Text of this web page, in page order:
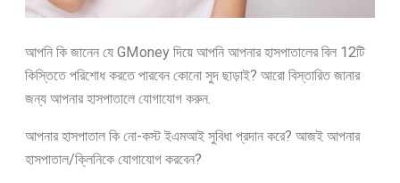
আপনি কি জানেন যে GMoney দিয়ে আপনি আপনার হাসপাতালের বিল 12টি
কিস্তিতে পরিশোধ করতে পারবেন কোনো সুদ ছাড়াই? আরো বিস্তারিত জানার
জন্য আপনার হাসপাতালে যোগাযোগ করুন.
আপনার হাসপাতাল কি নো-কস্ট ইএমআই সুবিধা প্রদান করে? আজই আপনার
হাসপাতাল/ক্লিনিকে যোগাযোগ করবেন?